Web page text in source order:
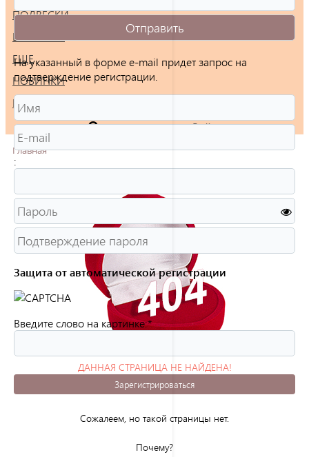
ПОДВЕСКИ
БРАСЛЕТЫ
ЕЩЕ
НОВИНКИ
РАСПРОДАЖА
Войти
Главная
ДАННАЯ СТРАНИЦА НЕ НАЙДЕНА!
(ОШИБКА 404)
Сожалеем, но такой страницы нет.
Почему?
На указанный в форме e-mail придет запрос на
подтверждение регистрации.
:
Защита от автоматической регистрации
Введите слово на картинке:*
Зарегистрироваться